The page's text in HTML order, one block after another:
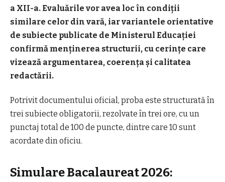
a XII-a. Evaluările vor avea loc în condiții
similare celor din vară, iar variantele orientative
de subiecte publicate de Ministerul Educației
confirmă menținerea structurii, cu cerințe care
vizează argumentarea, coerența și calitatea
redactării.
Potrivit documentului oficial, proba este structurată în
trei subiecte obligatorii, rezolvate în trei ore, cu un
punctaj total de 100 de puncte, dintre care 10 sunt
acordate din oficiu.
Simulare Bacalaureat 2026: